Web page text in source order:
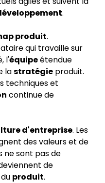
.
produit.
qui travaille sur
l'équipeétendue
lastratégie produit.
techniques et
continue de
d'entreprise. Les
des valeurs et de
ne sont pas de
de
produit.